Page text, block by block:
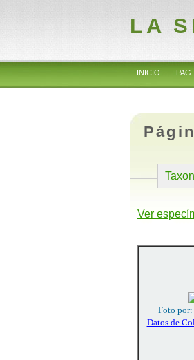
LA
INICIO
Ver
Foto por:
Datos de